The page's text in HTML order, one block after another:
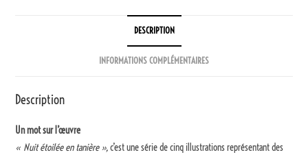
DESCRIPTION
INFORMATIONS COMPLÉMENTAIRES
Description
Un mot sur l’œuvre
« Nuit étoilée en tanière »,c’est une série de cinq illustrations représentant des